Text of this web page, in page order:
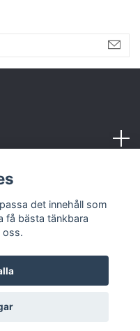
i Vellinge
det innehåll som
få bästa tänkbara
oss.